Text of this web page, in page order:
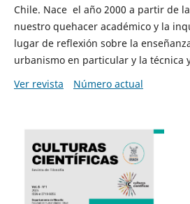
Chile. Nace el año 2000 a partir de
nuestro quehacer académico y la
lugar de reflexión sobre la
urbanismo en particular y la técnica
Ver revista
Número actual